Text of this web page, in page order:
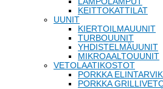
KEITTOKATTILAT
UUNIT
KIERTOILMAUUNIT
TURBOUUNIT
YHDISTELMÄUUNIT
MIKROAALTOUUNIT
VETOLAATIKOSTOT
PORKKA
PORKKA